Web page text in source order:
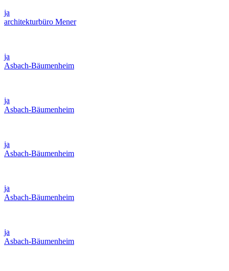
ja
architekturbüro Mener
ja
Asbach-Bäumenheim
ja
Asbach-Bäumenheim
ja
Asbach-Bäumenheim
ja
Asbach-Bäumenheim
ja
Asbach-Bäumenheim